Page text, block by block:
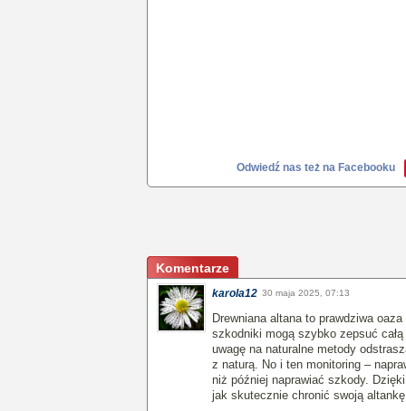
Odwiedź nas też na Facebooku
Komentarze
karola12 30 maja 2025, 07:13
Drewniana altana to prawdziwa
szkodniki mogą szybko zepsuć
uwagę na naturalne metody
z naturą. No i ten monitoring –
niż później naprawiać szkody.
jak skutecznie chronić swoją